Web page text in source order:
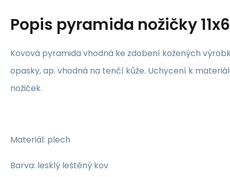
Popis pyramida nožičky
Kovová pyramida vhodná ke zdobení kožených
opasky, ap. vhodná na tenčí kůže. Uchycení k
nožiček.
Materiál: plech
Barva: lesklý leštěný kov